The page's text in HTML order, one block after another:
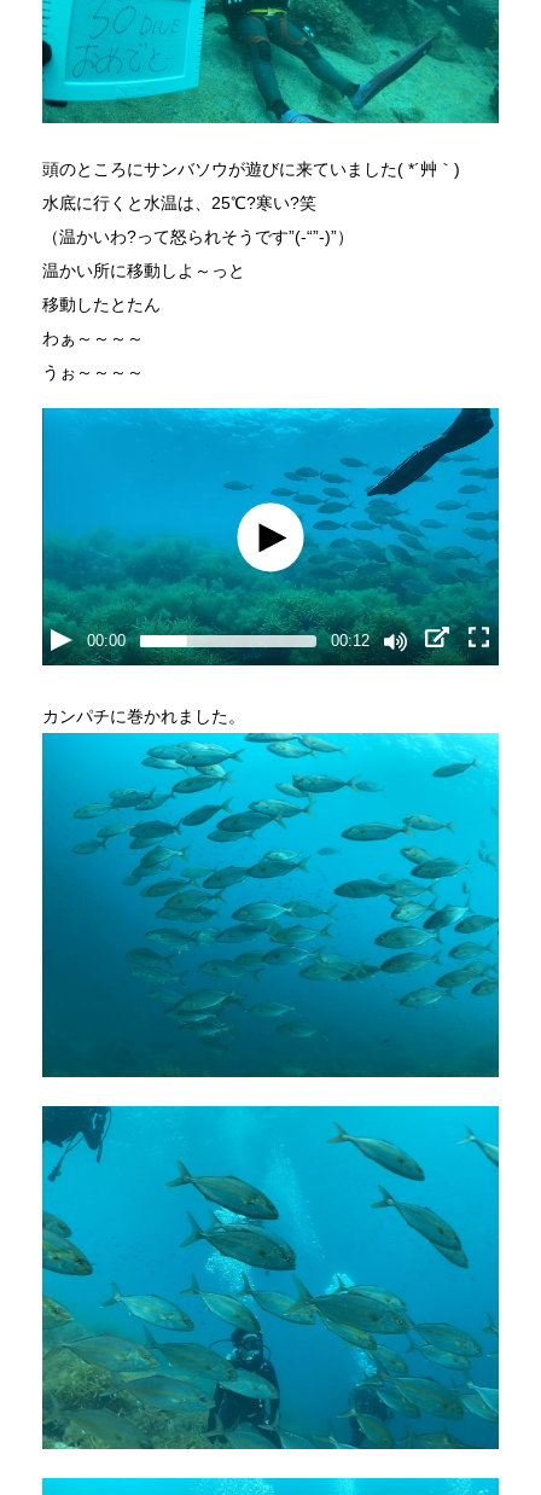
頭のところにサンバソウが遊びに来ていました( *´艸｀)
水底に行くと水温は、25℃?寒い?笑
（温かいわ?って怒られそうです”(-“”-)”）
温かい所に移動しよ～っと
移動したとたん
わぁ～～～～
うぉ～～～～
00:00 00:12
カンパチに巻かれました。